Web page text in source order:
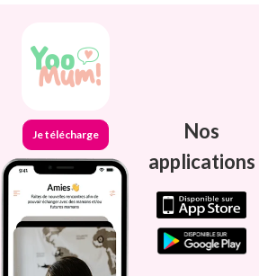
Je télécharge
Nos
applications